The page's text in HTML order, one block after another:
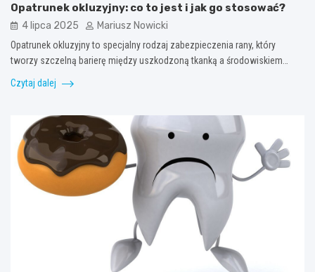
Opatrunek okluzyjny: co to jest i jak go stosować?
4 lipca 2025 Mariusz Nowicki
Opatrunek okluzyjny to specjalny rodzaj zabezpieczenia rany, który
tworzy szczelną barierę między uszkodzoną tkanką a środowiskiem…
Czytaj dalej